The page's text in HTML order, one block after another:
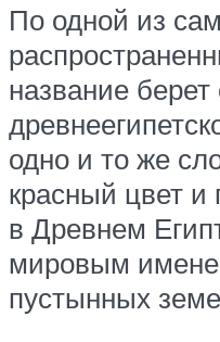
По одной из
название
одно и то же
красный цвет и
в Древнем
мировым
пустынных